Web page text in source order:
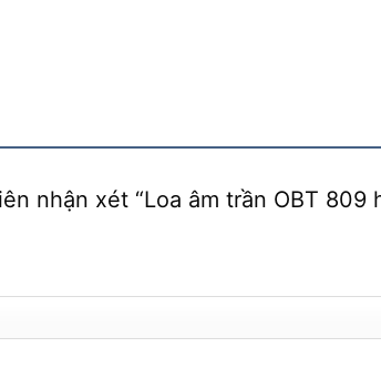
nhận xét “Loa âm trần OBT 809